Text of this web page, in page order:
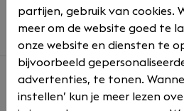
Opleidingen en training.
Over ons
partijen, gebruik van cookies.
meer om de website goed te
onze website en diensten te
bijvoorbeeld
advertenties, te tonen.
instellen’ kun je meer lezen